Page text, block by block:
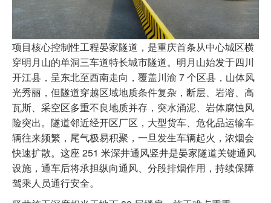
项目核心控制性工程晏家隧道，是重庆首条从中心城区横
穿明月山的单洞三车道特长城市隧道。明月山始发于四川
开江县，呈东北至西南走向，覆盖川渝 7 个区县，山体风
光秀丽，但隧道穿越区域地质条件复杂，断层、岩溶、高
瓦斯、采空区多重不良地质并存，突水涌泥、岩体腐蚀风
险突出。隧道邻近经开区厂区，大型货车、危化品运输车
辆往来频繁，尾气极易积聚，一旦发生车辆起火，浓烟会
快速扩散。这座 251 米深井通风竖井是晏家隧道关键通风
设施，通车后将承担纵向通风、分段排烟作用，持续保障
驾乘人员通行安全。